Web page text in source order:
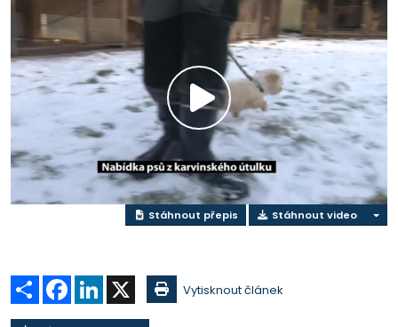
Přehrát
video
Stáhnout přepis Stáhnout video
Sdílet Facebook
LinkedIn Vytisknout článek